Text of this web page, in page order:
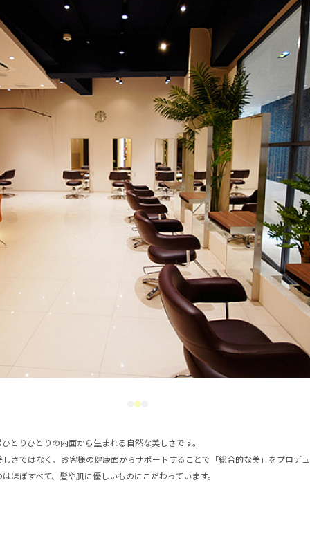
りひとりの内面から生まれる自然な美しさです。
さではなく、お客様の健康面からサポートすることで「総合的な美」をプロデ
ほぼすべて、髪や肌に優しいものにこだわっています。